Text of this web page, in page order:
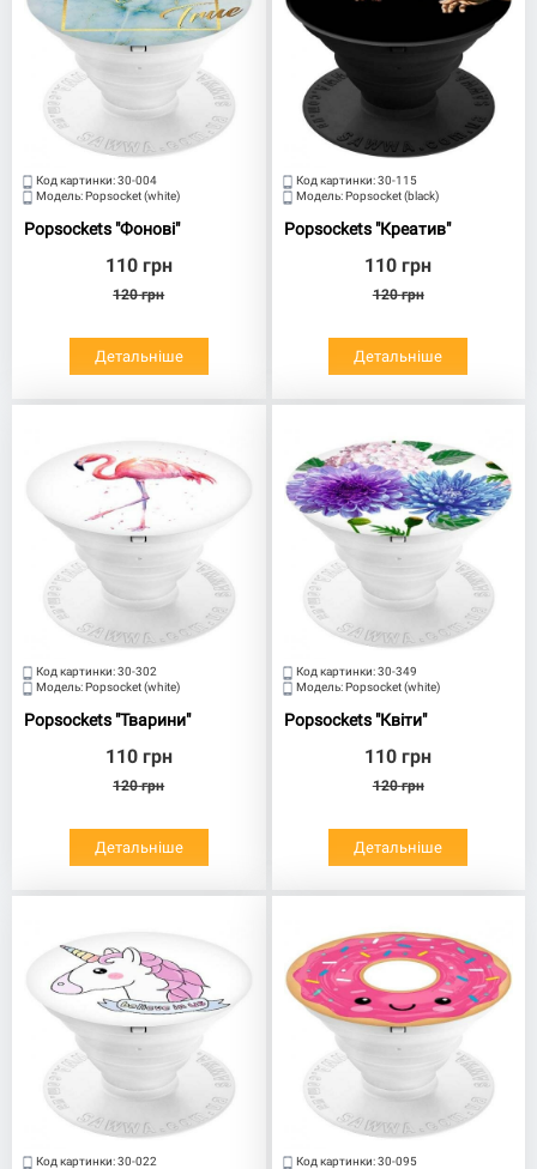
Код картинки:30-004
Модель:Popsocket (white)
Popsockets "Фонові"
110 грн
120 грн
Детальніше
Код картинки:30-115
Модель:Popsocket (black)
Popsockets "Креатив"
110 грн
120 грн
Детальніше
Код картинки:30-302
Модель:Popsocket (white)
Popsockets "Тварини"
110 грн
120 грн
Детальніше
Код картинки:30-349
Модель:Popsocket (white)
Popsockets "Квіти"
110 грн
120 грн
Детальніше
Код картинки:30-022
Код картинки:30-095